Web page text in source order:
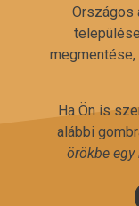
Országos
Ha Ön is
alábbi
örökbe egy